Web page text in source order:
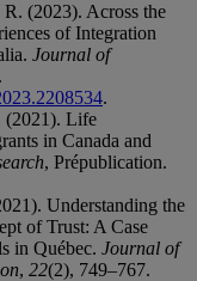
(2023). Across the
of Integration
Journal of
.
(2021). Life
in Canada and
, Prépublication.
Understanding the
of Trust: A Case
in Québec. Journal of
, 22(2), 749–767.